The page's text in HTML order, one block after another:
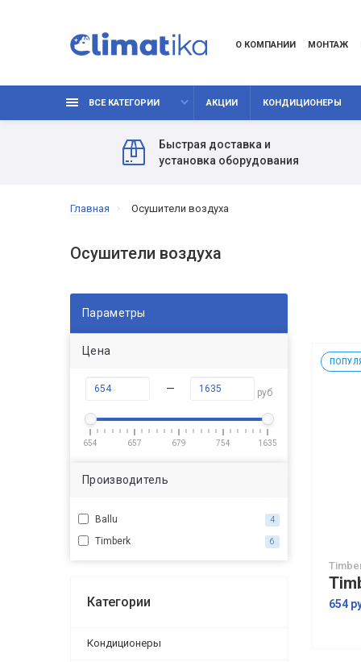
О КОМПАНИИ МОНТАЖ
ВСЕ КАТЕГОРИИ АКЦИИ КОНДИЦИОНЕРЫ
Быстрая доставка и
установка оборудования
Главная Осушители воздуха
Осушители воздуха
Параметры
Цена
— руб
654 657 679 754 1635
Производитель
Ballu 4
Timberk 6
Категории
Кондиционеры
654